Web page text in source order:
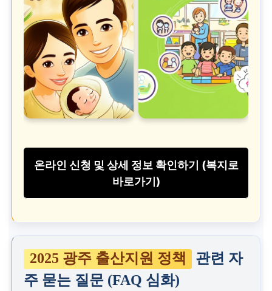
온라인 신청 및 상세 정보 확인하기 (복지로
바로가기)
2025 광주 출산지원 정책
관련 자
주 묻는 질문 (FAQ 심화)